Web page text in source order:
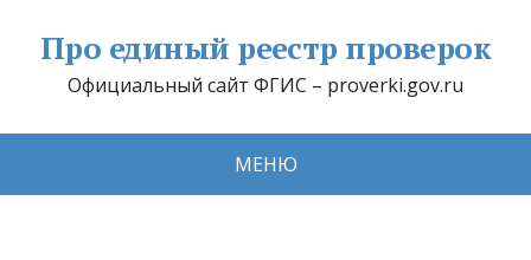
Про единый реестр проверок
Официальный сайт ФГИС – proverki.gov.ru
МЕНЮ